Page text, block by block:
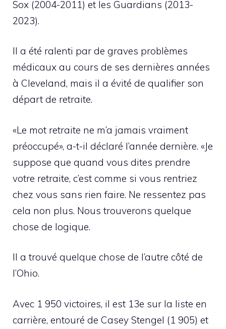
Sox (2004-2011) et les Guardians (2013-
2023).
Il a été ralenti par de graves problèmes
médicaux au cours de ses dernières années
à Cleveland, mais il a évité de qualifier son
départ de retraite.
«Le mot retraite ne m’a jamais vraiment
préoccupé», a-t-il déclaré l’année dernière. «Je
suppose que quand vous dites prendre
votre retraite, c’est comme si vous rentriez
chez vous sans rien faire. Ne ressentez pas
cela non plus. Nous trouverons quelque
chose de logique.
Il a trouvé quelque chose de l’autre côté de
l’Ohio.
Avec 1 950 victoires, il est 13e sur la liste en
carrière, entouré de Casey Stengel (1 905) et